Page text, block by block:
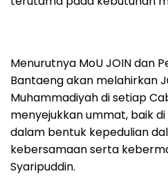
Menurutnya MoU JOIN dan
Bantaeng akan melahirkan
Muhammadiyah di setiap
menyejukkan ummat, baik
dalam bentuk kepedulian
kebersamaan serta
Syaripuddin.